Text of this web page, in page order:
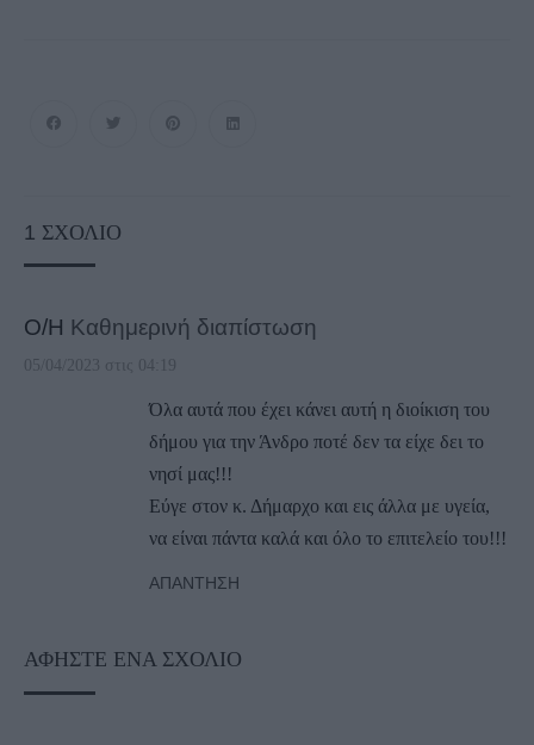
1 ΣΧΌΛΙΟ
Ο/Η Καθημερινή διαπίστωση
05/04/2023 στις 04:19
Όλα αυτά που έχει κάνει αυτή η διοίκιση του
δήμου για την Άνδρο ποτέ δεν τα είχε δει το
νησί μας!!!
Εύγε στον κ. Δήμαρχο και εις άλλα με υγεία,
να είναι πάντα καλά και όλο το επιτελείο του!!!
ΑΠΆΝΤΗΣΗ
ΑΦΉΣΤΕ ΈΝΑ ΣΧΌΛΙΟ